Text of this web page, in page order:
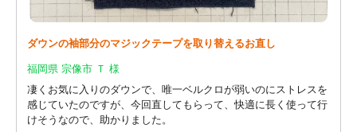
ダウンの袖部分のマジックテープを取り替えるお直し
福岡県 宗像市 Ｔ 様
凄くお気に入りのダウンで、唯一ベルクロが弱いのにストレスを
感じていたのですが、今回直してもらって、快適に長く使って行
けそうなので、助かりました。